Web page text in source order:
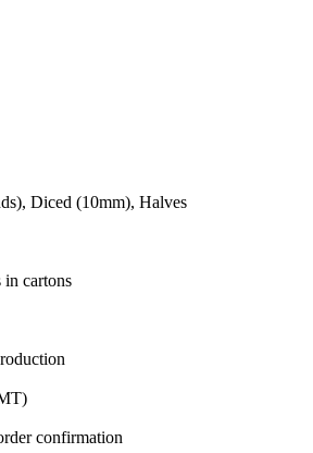
Diced (10mm), Halves
in cartons
confirmation